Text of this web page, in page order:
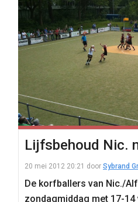
Lijfsbehoud Nic.
20 mei 2012 20:21 door Sybrand
De korfballers van Nic./
zondagmiddag met 17-